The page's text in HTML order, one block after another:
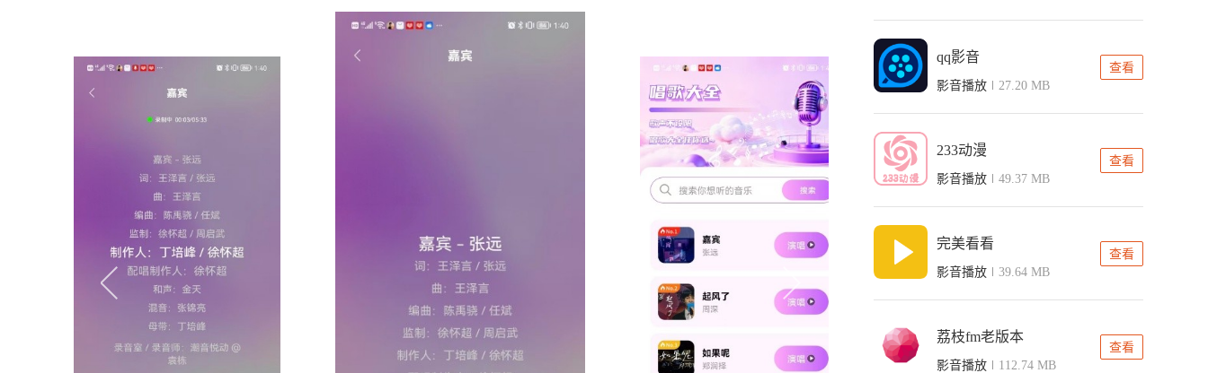
qq影音
影音播放 27.20 MB
查看
233动漫
影音播放 49.37 MB
查看
完美看看
影音播放 39.64 MB
查看
荔枝fm老版本
影音播放 112.74 MB
查看